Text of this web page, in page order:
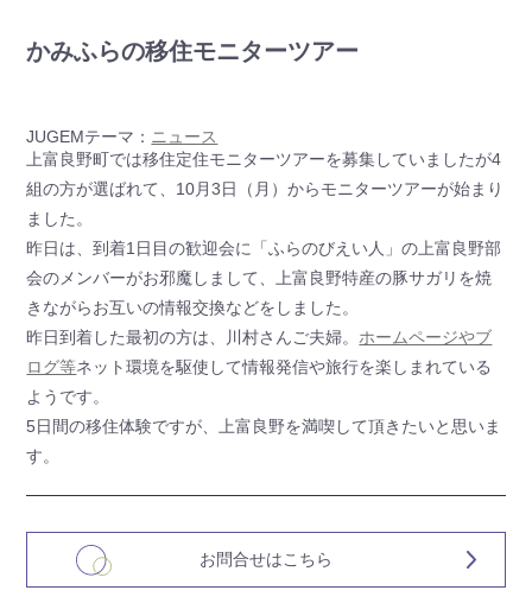
かみふらの移住モニターツアー
JUGEMテーマ： ニュース
上富良野町では移住定住モニターツアーを募集していましたが4
組の方が選ばれて、10月3日（月）からモニターツアーが始まり
ました。
昨日は、到着1日目の歓迎会に「ふらのびえい人」の上富良野部
会のメンバーがお邪魔しまして、上富良野特産の豚サガリを焼
きながらお互いの情報交換などをしました。
昨日到着した最初の方は、川村さんご夫婦。 ホームページやブ
ログ等ネット環境を駆使して情報発信や旅行を楽しまれている
ようです。
5日間の移住体験ですが、上富良野を満喫して頂きたいと思いま
す。
お問合せはこちら